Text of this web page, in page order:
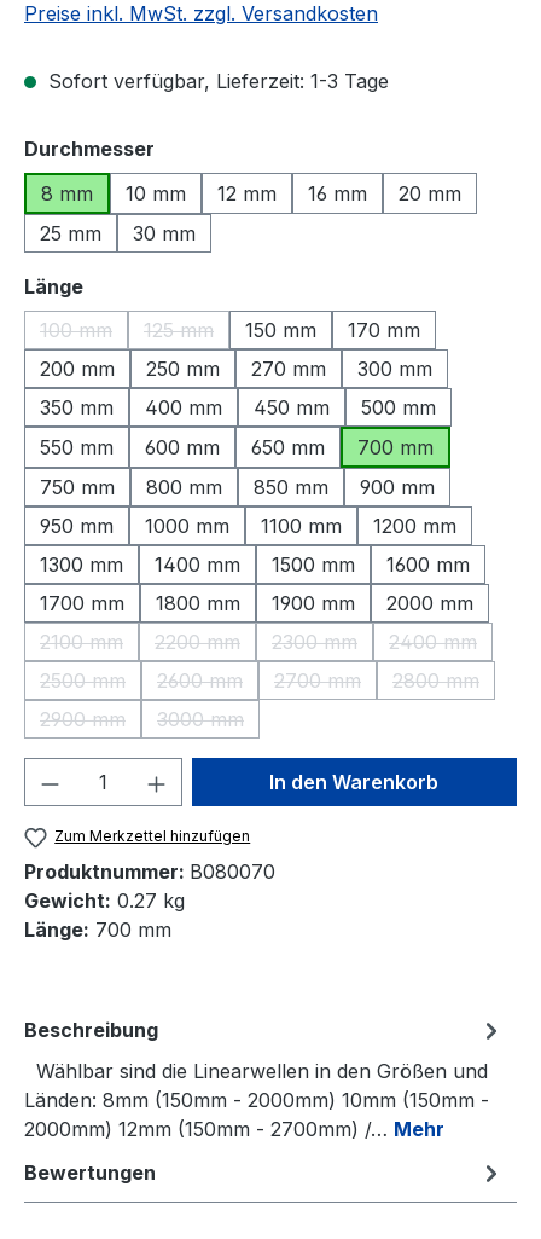
Preise inkl. MwSt. zzgl. Versandkosten
Sofort verfügbar, Lieferzeit: 1-3 Tage
Durchmesser
8 mm
10 mm 12 mm 16 mm
20 mm
25 mm
30 mm
Längeauswählen
100 mm
(Diese Option ist zurzeit nicht verfügbar.)
125 mm
(Diese Option ist zurzeit nicht verfügbar.)
150 mm
170 mm
200 mm
250 mm 270 mm
300 mm
350 mm
400 mm 450 mm
500 mm
550 mm
600 mm 650 mm
700 mm
750 mm
800 mm 850 mm
900 mm
950 mm
1000 mm 1100 mm
1200 mm
1300 mm
1400 mm 1500 mm
1600 mm
1700 mm
1800 mm 1900 mm
2000 mm
2100 mm
(Diese Option ist zurzeit nicht verfügbar.)
2200 mm
(Diese Option ist zurzeit nicht verfügbar.)
2300 mm
(Diese Option ist zurzeit
2400 mm
(Diese
2500 mm
(Diese Option ist zurzeit nicht verfügbar.)
2600 mm
(Diese Option ist zurzeit nicht verfügbar.)
2700 mm
(Diese Option ist zurzeit
2800 mm
(Diese
2900 mm
(Diese Option ist zurzeit nicht verfügbar.)
3000 mm
(Diese Option ist zurzeit nicht verfügbar.)
Produkt Anzahl: Gib denIn den Warenkorb
Zum Merkzettel hinzufügen
Produktnummer: B080070
Gewicht: 0.27 kg
Länge: 700 mm
Beschreibung
Wählbar sind die Linearwellen in den Größen und
Länden: 8mm (150mm - 2000mm) 10mm (150mm -
2000mm) 12mm (150mm - 2700mm) /… Mehr
Bewertungen